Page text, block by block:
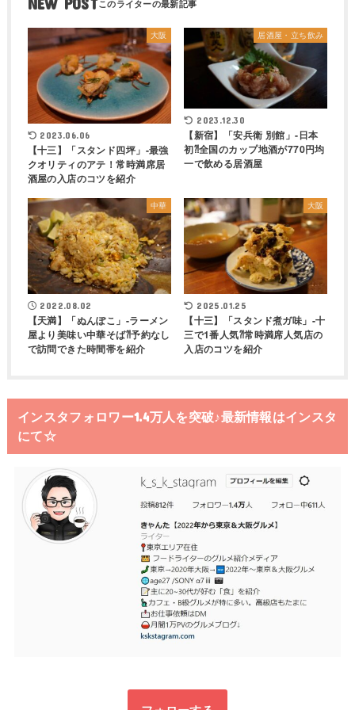
大阪
2023.06.06
【十三】「スタンド四坪」-最強
クオリティのアテ！常時満席居
酒屋の入店のコツを紹介
居酒屋・立ち飲み
2023.12.30
【新宿】「安兵衛 別館」-日本
初⁈全国のカップ地酒が770円均
一で飲める居酒屋
中華
2022.08.02
【天満】「ぬんぽこ」-ラーメン
屋より美味い中華そば⁈予約なし
で訪問できた時間帯を紹介
大阪
2025.01.25
【十三】「スタンド煮ガ味」-十
三で1番人気⁈常時満席人気店の
入店のコツを紹介
インスタフォロワー1.4万人を突破♪最新情報はインスタ
にて☆